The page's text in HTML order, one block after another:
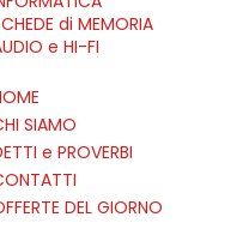
di MEMORIA
e HI-FI
SIAMO
e PROVERBI
DEL GIORNO